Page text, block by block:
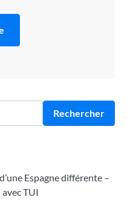
Rechercher
Espagne différente –
TUI